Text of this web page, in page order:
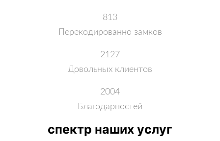
813
Перекодированно замков
2127
Довольных клиентов
2004
Благодарностей
спектр наших услуг